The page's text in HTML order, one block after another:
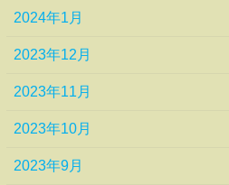
2024年1月
2023年12月
2023年11月
2023年10月
2023年9月